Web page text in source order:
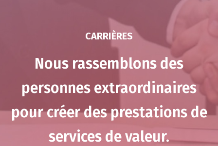
CARRIÈRES
Nous rassemblons des
personnes extraordinaires
pour créer des prestations de
services de valeur.